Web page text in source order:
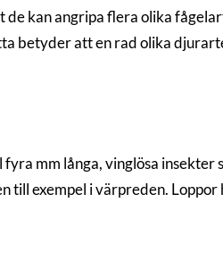
kan angripa flera olika
betyder att en rad olika
mm långa, vinglösa insekter
till exempel i värpreden. Loppor